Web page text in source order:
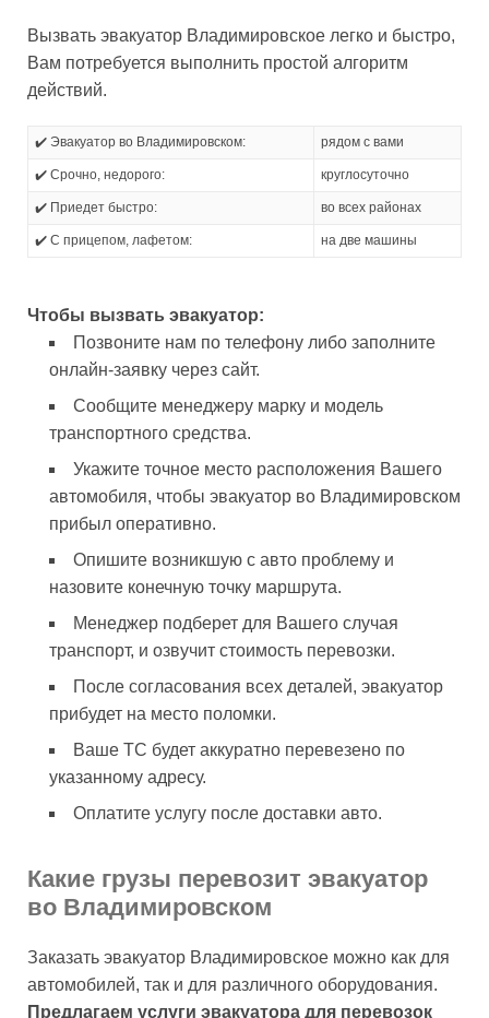
Вызвать эвакуатор Владимировское легко и быстро,
Вам потребуется выполнить простой алгоритм
действий.
✔️ Эвакуатор во Владимировском: рядом с вами
✔️ Срочно, недорого: круглосуточно
✔️ Приедет быстро: во всех районах
✔️ С прицепом, лафетом: на две машины
Чтобы вызвать эвакуатор:
Позвоните нам по телефону либо заполните
онлайн-заявку через сайт.
Сообщите менеджеру марку и модель
транспортного средства.
Укажите точное место расположения Вашего
автомобиля, чтобы эвакуатор во Владимировском
прибыл оперативно.
Опишите возникшую с авто проблему и
назовите конечную точку маршрута.
Менеджер подберет для Вашего случая
транспорт, и озвучит стоимость перевозки.
После согласования всех деталей, эвакуатор
прибудет на место поломки.
Ваше ТС будет аккуратно перевезено по
указанному адресу.
Оплатите услугу после доставки авто.
Какие грузы перевозит эвакуатор
во Владимировском
Заказать эвакуатор Владимировское можно как для
автомобилей, так и для различного оборудования.
Предлагаем услуги эвакуатора для перевозок